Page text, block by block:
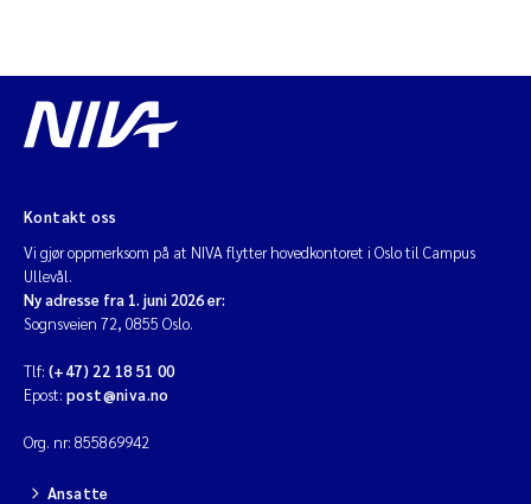
Kontakt oss
Vi gjør oppmerksom på at NIVA flytter hovedkontoret i Oslo til Campus
Ullevål.
Ny adresse fra 1. juni 2026 er:
Sognsveien 72, 0855 Oslo.
Tlf: (+47) 22 18 51 00
Epost: post@niva.no
Org. nr: 855869942
Ansatte